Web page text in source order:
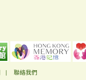
聯絡我們